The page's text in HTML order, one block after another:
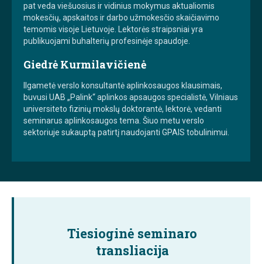
pat veda viešuosius ir vidinius mokymus aktualiomis
mokesčių, apskaitos ir darbo užmokesčio skaičiavimo
temomis visoje Lietuvoje. Lektorės straipsniai yra
publikuojami buhalterių profesinėje spaudoje.
Giedrė Kurmilavičienė
Ilgametė verslo konsultantė aplinkosaugos klausimais,
buvusi UAB „Palink“ aplinkos apsaugos specialistė, Vilniaus
universiteto fizinių mokslų doktorantė, lektorė, vedanti
seminarus aplinkosaugos tema. Šiuo metu verslo
sektoriuje sukauptą patirtį naudojanti GPAIS tobulinimui.
Tiesioginė seminaro
transliacija